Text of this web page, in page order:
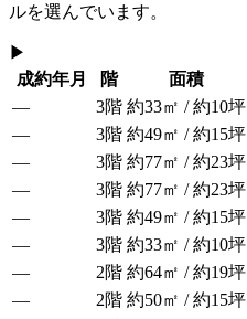
ルを選んでいます。
▶
成約年月
階 面積
—
3階 約33㎡ / 約10坪
—
3階 約49㎡ / 約15坪
—
3階 約77㎡ / 約23坪
—
3階 約77㎡ / 約23坪
—
3階 約49㎡ / 約15坪
—
3階 約33㎡ / 約10坪
—
2階 約64㎡ / 約19坪
—
2階 約50㎡ / 約15坪